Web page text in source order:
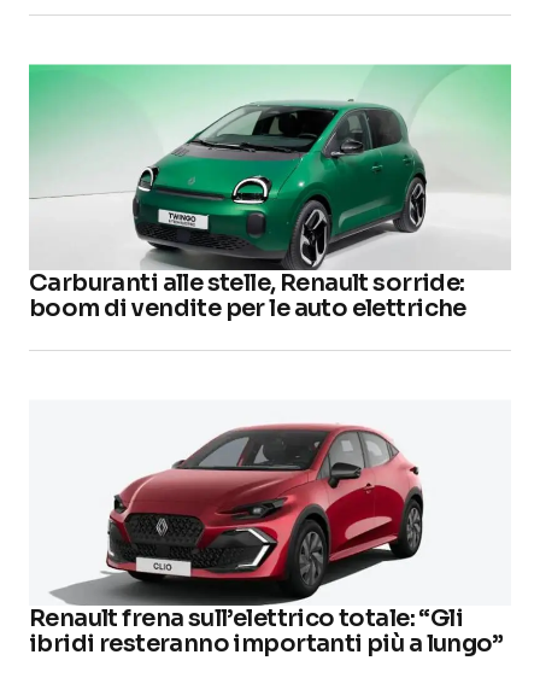
Carburanti alle stelle, Renault sorride:
boom di vendite per le auto elettriche
Renault frena sull’elettrico totale: “Gli
ibridi resteranno importanti più a lungo”